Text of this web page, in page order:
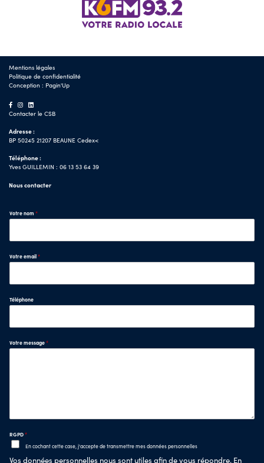
Mentions légales
Politique de confidentialité
Conception : Pagin'Up
Contacter le CSB
Adresse :
BP 50245 21207 BEAUNE Cedex<
Téléphone :
Yves GUILLEMIN : 06 13 53 64 39
Nous contacter
Votre nom *
Votre email*
Téléphone
Votre message*
RGPD*
En cochant cette case, j'accepte de transmettre mes données personnelles
Vos données personnelles nous sont utiles afin de vous répondre. En